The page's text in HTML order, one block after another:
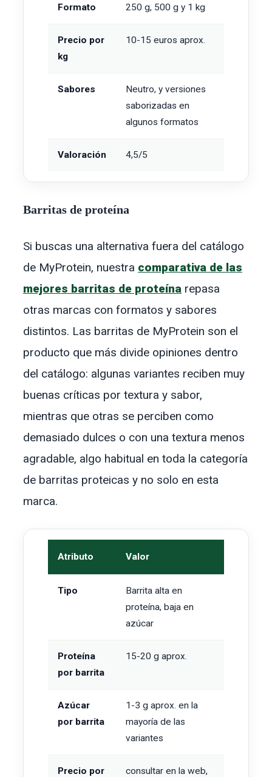
Formato 250 g, 500 g y 1 kg
Precio por
kg
10-15 euros aprox.
Sabores
Neutro, y versiones
saborizadas en
algunos formatos
Valoración 4,5/5
Barritas de proteína
Si buscas una alternativa fuera del catálogo
de MyProtein, nuestra comparativa de las
mejores barritas de proteína repasa
otras marcas con formatos y sabores
distintos. Las barritas de MyProtein son el
producto que más divide opiniones dentro
del catálogo: algunas variantes reciben muy
buenas críticas por textura y sabor,
mientras que otras se perciben como
demasiado dulces o con una textura menos
agradable, algo habitual en toda la categoría
de barritas proteicas y no solo en esta
marca.
Atributo Valor
Tipo
Barrita alta en
proteína, baja en
azúcar
Proteína
por barrita
15-20 g aprox.
Azúcar
por barrita
1-3 g aprox. en la
mayoría de las
variantes
Precio por
consultar en la web,